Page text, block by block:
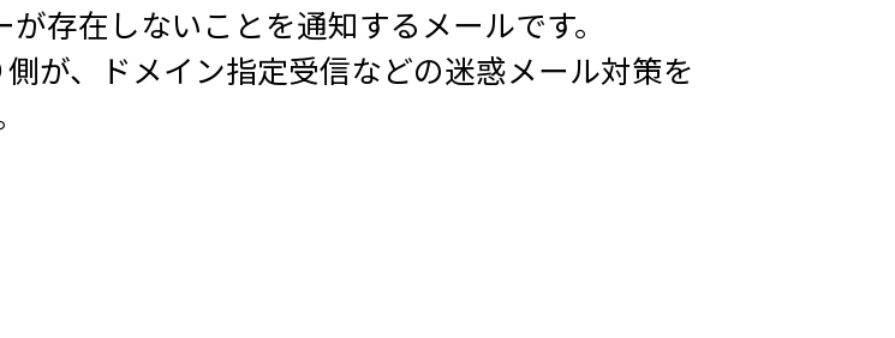
存在しないことを通知するメールです。
が、ドメイン指定受信などの迷惑メール対策を